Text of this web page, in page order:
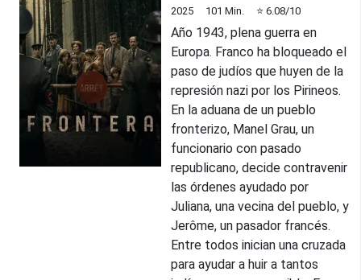
2025 101 Min. ⭐ 6.08/10
Año 1943, plena guerra en
Europa. Franco ha bloqueado el
paso de judíos que huyen de la
represión nazi por los Pirineos.
En la aduana de un pueblo
fronterizo, Manel Grau, un
funcionario con pasado
republicano, decide contravenir
las órdenes ayudado por
Juliana, una vecina del pueblo, y
Jerôme, un pasador francés.
Entre todos inician una cruzada
para ayudar a huir a tantos